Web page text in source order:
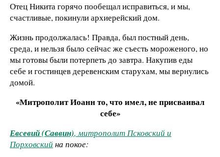
Отец Никита горячо пообещал исправиться, и мы,
счастливые, покинули архиерейский дом.
Жизнь продолжалась! Правда, был постный день,
среда, и нельзя было сейчас же съесть мороженого, но
мы готовы были потерпеть до завтра. Накупив еды
себе и гостинцев деревенским старухам, мы вернулись
домой.
«Митрополит Иоанн то, что имел, не присваивал
себе»
Евсевий (Саввин), митрополит Псковский и
Порховскийна покое: